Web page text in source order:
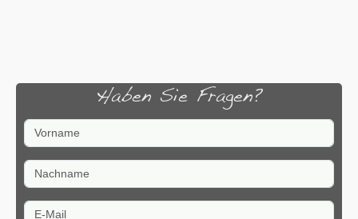
Haben Sie Fragen?
Vorname
Nachname
E-Mail